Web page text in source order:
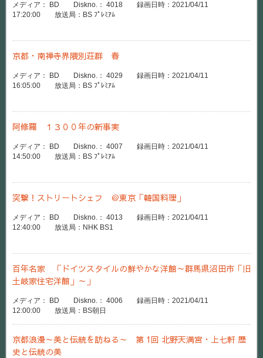
メディア： BD Diskno.： 4018 録画日時：2021/04/11
17:20:00 放送局：BS ﾌﾟﾚﾐｱﾑ
京都・南禅寺界隈別荘群 春
メディア： BD Diskno.： 4029 録画日時：2021/04/11
16:05:00 放送局：BS ﾌﾟﾚﾐｱﾑ
阿修羅 １３００年の新事実
メディア： BD Diskno.： 4007 録画日時：2021/04/11
14:50:00 放送局：BS ﾌﾟﾚﾐｱﾑ
突撃！ストリートシェフ ＠東京「韓国料理」
メディア： BD Diskno.： 4013 録画日時：2021/04/11
12:40:00 放送局：NHK BS1
百年名家 「ドイツスタイルの鮮やかな洋館～群馬県沼田市「旧
土岐家住宅洋館」～」
メディア： BD Diskno.： 4006 録画日時：2021/04/11
12:00:00 放送局：BS朝日
京都浪漫～美と伝統を訪ねる～ 第 1回 北野天満宮・上七軒 歴
史と伝統の美